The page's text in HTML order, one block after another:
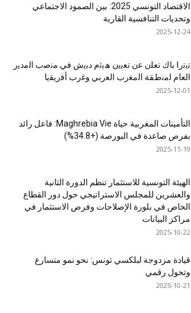
الاقتصاد التونسي 2025: بين الصمود الاجتماعي
وتحديات التنافسية القارية
2025-12-24
ﺗﯾﺗرا ﺑﺎك ﺗﻌﻠن ﻋن ﺗﻌﯾﯾن ھﯾﺛم دﺑﯾش ﻓﻲ ﻣﻧﺻب اﻟﻣدﯾر
اﻟﻌﺎم ﻟﻣﻧطﻘﺔ اﻟﻣﻐرب اﻟﻌرﺑﻲ وﻏرب أﻓرﯾﻘﯾﺎ
2025-12-01
التأمينات المغربية حياة Maghrebia Vie: فاعل رائد
بفرص صاعدة في البورصة (+34.8%)
2025-11-19
الهيئة التونسية للاستثمار تنظم الدورة الثانية
والعشرين للمجلس الاستراتيجي حول دور القطاع
الخاص في بلورة الإصلاحات وفرص الاستثمار في
مراكز البيانات
2025-10-22
قيادة مزدوجة لبلكسي تونس: نحو نمو متسارع
وتحول رقمي
2025-10-21